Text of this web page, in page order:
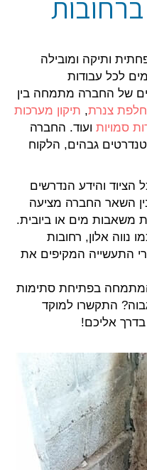
ותיקה ומובילה
לכל עבודות
של החברה מתמחה בין
צנרת, תיקון מערכות
סמויותועוד. החברה
גבהים, הלקוח
הציוד והידע הנדרשים
השאר החברה מציעה
משאבות מים או ביובית.
נווה אלון, רחובות
התעשייה המקיפים את
בפתיחת סתימות
התקשרו למוקד
בדרך אליכם!